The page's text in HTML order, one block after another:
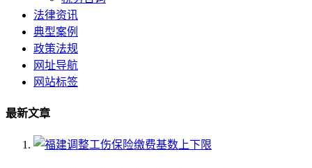
法律资讯
典型案例
政策法规
网址导航
网站标签
最新文章